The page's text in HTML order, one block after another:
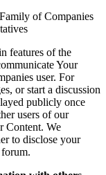
of Companies
features of the
Your
user. For
or start a discussion
publicly once
users of our
Content. We
to disclose your